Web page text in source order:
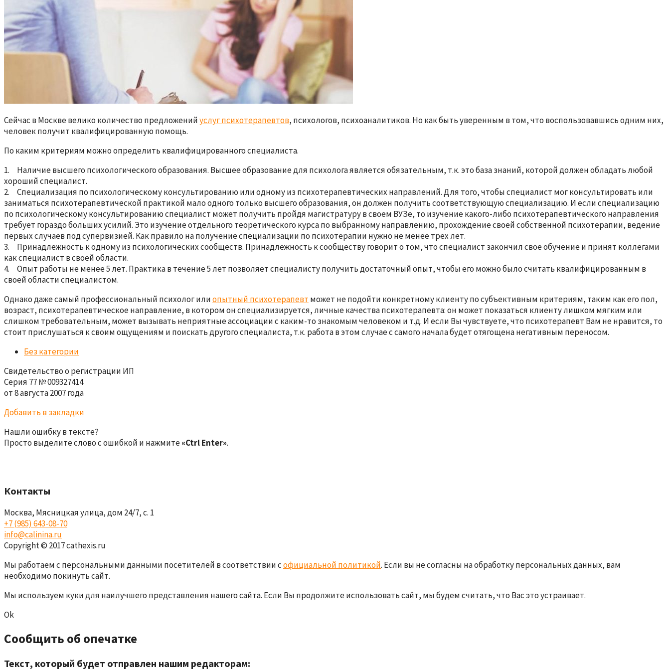
Сейчас в Москве велико количество предложенийуслуг психотерапевтов, психологов, психоаналитиков. Но как быть уверенным в том, что воспользовавшись одним них,
человек получит квалифицированную помощь.
По каким критериям можно определить квалифицированного специалиста.
1. Наличие высшего психологического образования. Высшее образование для психолога является обязательным, т.к. это база знаний, которой должен обладать любой
хороший специалист.
2. Специализация по психологическому консультированию или одному из психотерапевтических направлений. Для того, чтобы специалист мог консультировать или
заниматься психотерапевтической практикой мало одного только высшего образования, он должен получить соответствующую специализацию. И если специализацию
по психологическому консультированию специалист может получить пройдя магистратуру в своем ВУЗе, то изучение какого-либо психотерапевтического направления
требует гораздо больших усилий. Это изучение отдельного теоретического курса по выбранному направлению, прохождение своей собственной психотерапии, ведение
первых случаев под супервизией. Как правило на получение специализации по психотерапии нужно не менее трех лет.
3. Принадлежность к одному из психологических сообществ. Принадлежность к сообществу говорит о том, что специалист закончил свое обучение и принят коллегами
как специалист в своей области.
4. Опыт работы не менее 5 лет. Практика в течение 5 лет позволяет специалисту получить достаточный опыт, чтобы его можно было считать квалифицированным в
своей области специалистом.
Однако даже самый профессиональный психолог илиопытный психотерапевт может не подойти конкретному клиенту по субъективным критериям, таким как его пол,
возраст, психотерапевтическое направление, в котором он специализируется, личные качества психотерапевта: он может показаться клиенту лишком мягким или
слишком требовательным, может вызывать неприятные ассоциации с каким-то знакомым человеком и т.д. И если Вы чувствуете, что психотерапевт Вам не нравится, то
стоит прислушаться к своим ощущениям и поискать другого специалиста, т.к. работа в этом случае с самого начала будет отягощена негативным переносом.
Без категории
Свидетельство о регистрации ИП
Серия 77 № 009327414
от 8 августа 2007 года
Добавить в закладки
Нашли ошибку в тексте?
Просто выделите слово с ошибкой и нажмите«Ctrl Enter».
Контакты
Москва, Мясницкая улица, дом 24/7, с. 1
+7 (985) 643-08-70
info@calinina.ru
Copyright © 2017 cathexis.ru
Мы работаем с персональными данными посетителей в соответствии софициальной политикой. Если вы не согласны на обработку персональных данных, вам
необходимо покинуть сайт.
Мы используем куки для наилучшего представления нашего сайта. Если Вы продолжите использовать сайт, мы будем считать, что Вас это устраивает.
Ok
Сообщить об опечатке
Текст, который будет отправлен нашим редакторам: